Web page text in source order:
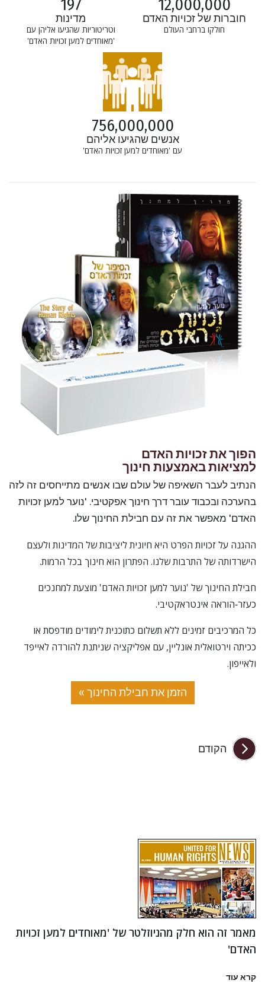
12,000,000
חוברות של זכויות האדם
חולקו ברחבי העולם
197
מדינות
וטריטוריות שהגיעו אליהן עם
'מאוחדים למען זכויות האדם'
756,000,000
אנשים שהגיעו אליהם
עם 'מאוחדים למען זכויות האדם'
הפוך את זכויות האדם
למציאות באמצעות חינוך
הנתיב לעבר השאיפה של עולם שבו אנשים מתייחסים זה לזה
בהערכה ובכבוד עובר דרך חינוך אפקטיבי. 'נוער למען זכויות
האדם' מאפשר את זה עם חבילת החינוך שלו.
ההגנה על זכויות הפרט היא חיונית ליציבות של המדינות ולעצם
הישרדותה של התרבות שלנו. הפתרון הוא חינוך בכל הרמות.
חבילת החינוך של 'נוער למען זכויות האדם' מוצעת למחנכים
כעזר‑הוראה אינטראקטיבי.
כל המרכיבים זמינים ללא תשלום כתוכנית לימודים מודפסת או
ככיתה וירטואלית אונליין, עם אפליקציה שניתנת להורדה לאייפד
ולאייפון.
הזמן את חבילת החינוך »
הקודם
מאמר זה הוא חלק מהניוזלטר של 'מאוחדים למען זכויות
האדם'
קרא עוד